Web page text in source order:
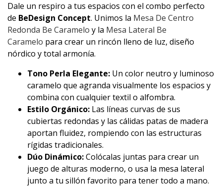
Dale un respiro a tus espacios con el combo perfecto
de BeDesign Concept. Unimos la Mesa De Centro
Redonda Be Caramelo y la Mesa Lateral Be
Caramelo para crear un rincón lleno de luz, diseño
nórdico y total armonía.
Tono Perla Elegante: Un color neutro y luminoso
caramelo que agranda visualmente los espacios y
combina con cualquier textil o alfombra.
Estilo Orgánico: Las líneas curvas de sus
cubiertas redondas y las cálidas patas de madera
aportan fluidez, rompiendo con las estructuras
rígidas tradicionales.
Dúo Dinámico:Colócalas juntas para crear un
juego de alturas moderno, o usa la mesa lateral
junto a tu sillón favorito para tener todo a mano.